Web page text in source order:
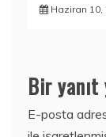
Haziran 10,
Bir yanıt
E-posta